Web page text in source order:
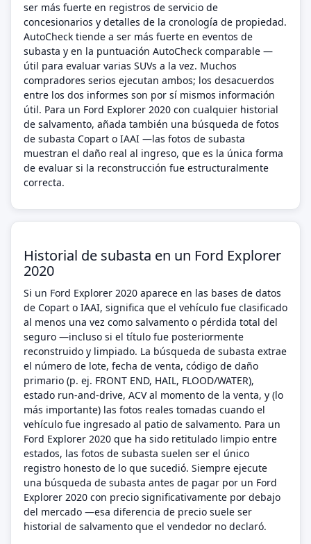
ser más fuerte en registros de servicio de
concesionarios y detalles de la cronología de propiedad.
AutoCheck tiende a ser más fuerte en eventos de
subasta y en la puntuación AutoCheck comparable —
útil para evaluar varias SUVs a la vez. Muchos
compradores serios ejecutan ambos; los desacuerdos
entre los dos informes son por sí mismos información
útil. Para un Ford Explorer 2020 con cualquier historial
de salvamento, añada también una búsqueda de fotos
de subasta Copart o IAAI —las fotos de subasta
muestran el daño real al ingreso, que es la única forma
de evaluar si la reconstrucción fue estructuralmente
correcta.
Historial de subasta en un Ford Explorer
2020
Si un Ford Explorer 2020 aparece en las bases de datos
de Copart o IAAI, significa que el vehículo fue clasificado
al menos una vez como salvamento o pérdida total del
seguro —incluso si el título fue posteriormente
reconstruido y limpiado. La búsqueda de subasta extrae
el número de lote, fecha de venta, código de daño
primario (p. ej. FRONT END, HAIL, FLOOD/WATER),
estado run-and-drive, ACV al momento de la venta, y (lo
más importante) las fotos reales tomadas cuando el
vehículo fue ingresado al patio de salvamento. Para un
Ford Explorer 2020 que ha sido retitulado limpio entre
estados, las fotos de subasta suelen ser el único
registro honesto de lo que sucedió. Siempre ejecute
una búsqueda de subasta antes de pagar por un Ford
Explorer 2020 con precio significativamente por debajo
del mercado —esa diferencia de precio suele ser
historial de salvamento que el vendedor no declaró.